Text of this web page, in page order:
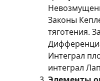
Законы
тяготения.
Интеграл
интеграл